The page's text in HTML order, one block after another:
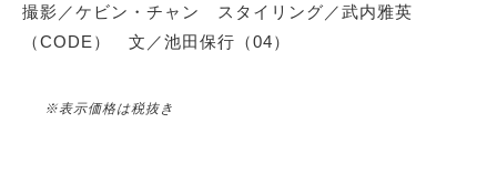
撮影／ケビン・チャン スタイリング／武内雅英
（CODE） 文／池田保行（04）
※表示価格は税抜き